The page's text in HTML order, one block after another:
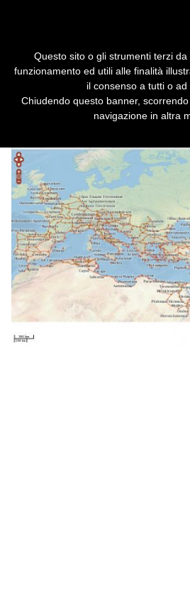
dell'Impero
Creato da storici e
condizioni di viaggio del
Questo sito o gli strumenti terzi
funzionamento ed utili alle finalità
il consenso a tutti o
Chiudendo questo banner,
navigazione in altra